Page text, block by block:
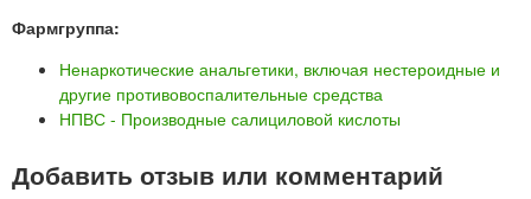
Фармгруппа:
Ненаркотические анальгетики, включая нестероидные и
другие противовоспалительные средства
НПВС - Производные салициловой кислоты
Добавить отзыв или комментарий